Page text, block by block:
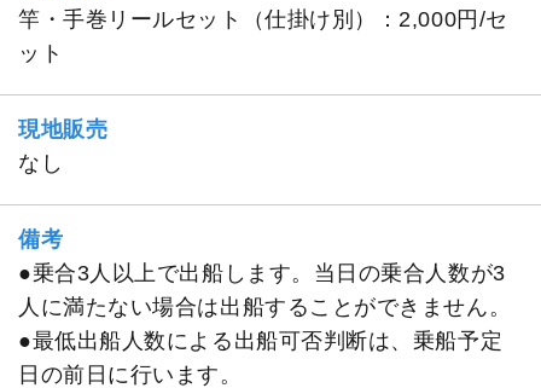
竿・手巻リールセット（仕掛け別）：2,000円/セ
ット
現地販売
なし
備考
●乗合3人以上で出船します。当日の乗合人数が3
人に満たない場合は出船することができません。
●最低出船人数による出船可否判断は、乗船予定
日の前日に行います。